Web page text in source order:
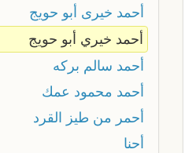
أحمد خيرى أبو حويج
أحمد خيري أبو حويج
أحمد سالم بركه
أحمد محمود عمك
أحمر من طيز القرد
أحنا